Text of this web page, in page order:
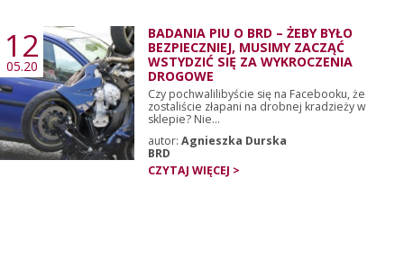
12
05.20
BADANIA PIU O BRD – ŻEBY BYŁO
BEZPIECZNIEJ, MUSIMY ZACZĄĆ
WSTYDZIĆ SIĘ ZA WYKROCZENIA
DROGOWE
Czy pochwalilibyście się na Facebooku, że
zostaliście złapani na drobnej kradzieży w
sklepie? Nie...
autor: Agnieszka Durska
BRD
CZYTAJ WIĘCEJ >